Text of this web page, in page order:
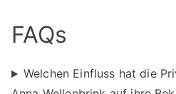
FAQs
Welchen Einfluss hat die